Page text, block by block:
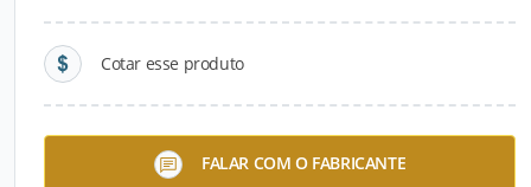
Cotar esse produto
FALAR COM O FABRICANTE
Monopolar Curva C